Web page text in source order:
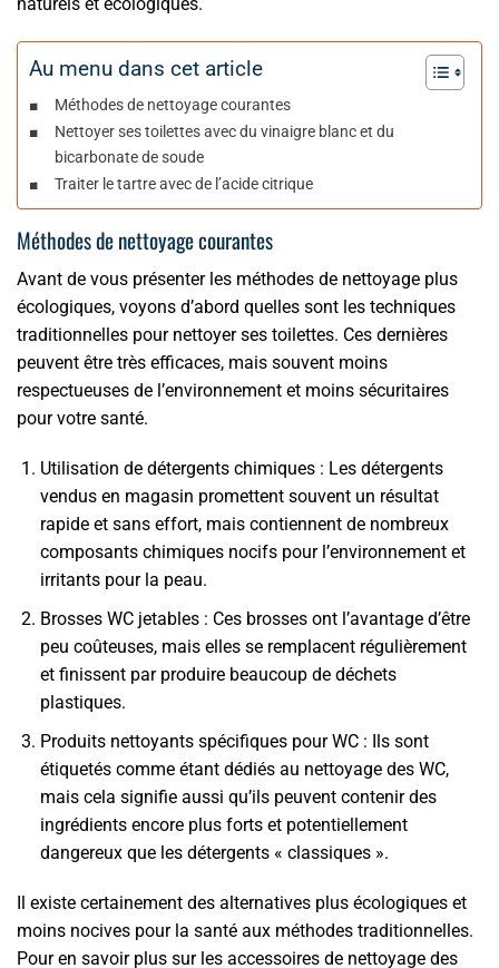
Au menu dans cet article
Méthodes de nettoyage courantes
Nettoyer ses toilettes avec du vinaigre blanc et du
bicarbonate de soude
Traiter le tartre avec de l’acide citrique
Méthodes de nettoyage courantes
Avant de vous présenter les méthodes de nettoyage plus
écologiques, voyons d’abord quelles sont les techniques
traditionnelles pour nettoyer ses toilettes. Ces dernières
peuvent être très efficaces, mais souvent moins
respectueuses de l’environnement et moins sécuritaires
pour votre santé.
Utilisation de détergents chimiques : Les détergents
vendus en magasin promettent souvent un résultat
rapide et sans effort, mais contiennent de nombreux
composants chimiques nocifs pour l’environnement et
irritants pour la peau.
Brosses WC jetables : Ces brosses ont l’avantage d’être
peu coûteuses, mais elles se remplacent régulièrement
et finissent par produire beaucoup de déchets
plastiques.
Produits nettoyants spécifiques pour WC : Ils sont
étiquetés comme étant dédiés au nettoyage des WC,
mais cela signifie aussi qu’ils peuvent contenir des
ingrédients encore plus forts et potentiellement
dangereux que les détergents « classiques ».
Il existe certainement des alternatives plus écologiques et
moins nocives pour la santé aux méthodes traditionnelles.
Pour en savoir plus sur les accessoires de nettoyage des